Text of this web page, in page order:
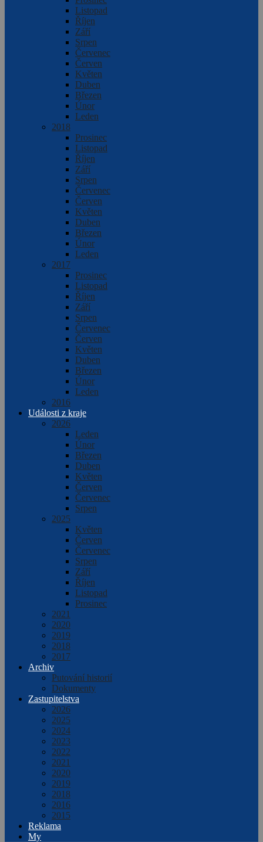
Listopad
Říjen
Září
Srpen
Červenec
Červen
Květen
Duben
Březen
Únor
Leden
2018
Prosinec
Listopad
Říjen
Září
Srpen
Červenec
Červen
Květen
Duben
Březen
Únor
Leden
2017
Prosinec
Listopad
Říjen
Září
Srpen
Červenec
Červen
Květen
Duben
Březen
Únor
Leden
2016
Události z kraje
2026
Leden
Únor
Březen
Duben
Květen
Červen
Červenec
Srpen
2025
Květen
Červen
Červenec
Srpen
Září
Říjen
Listopad
Prosinec
2021
2020
2019
2018
2017
Archiv
Putování historií
Dokumenty
Zastupitelstva
2026
2025
2024
2023
2022
2021
2020
2019
2018
2016
2015
Reklama
My